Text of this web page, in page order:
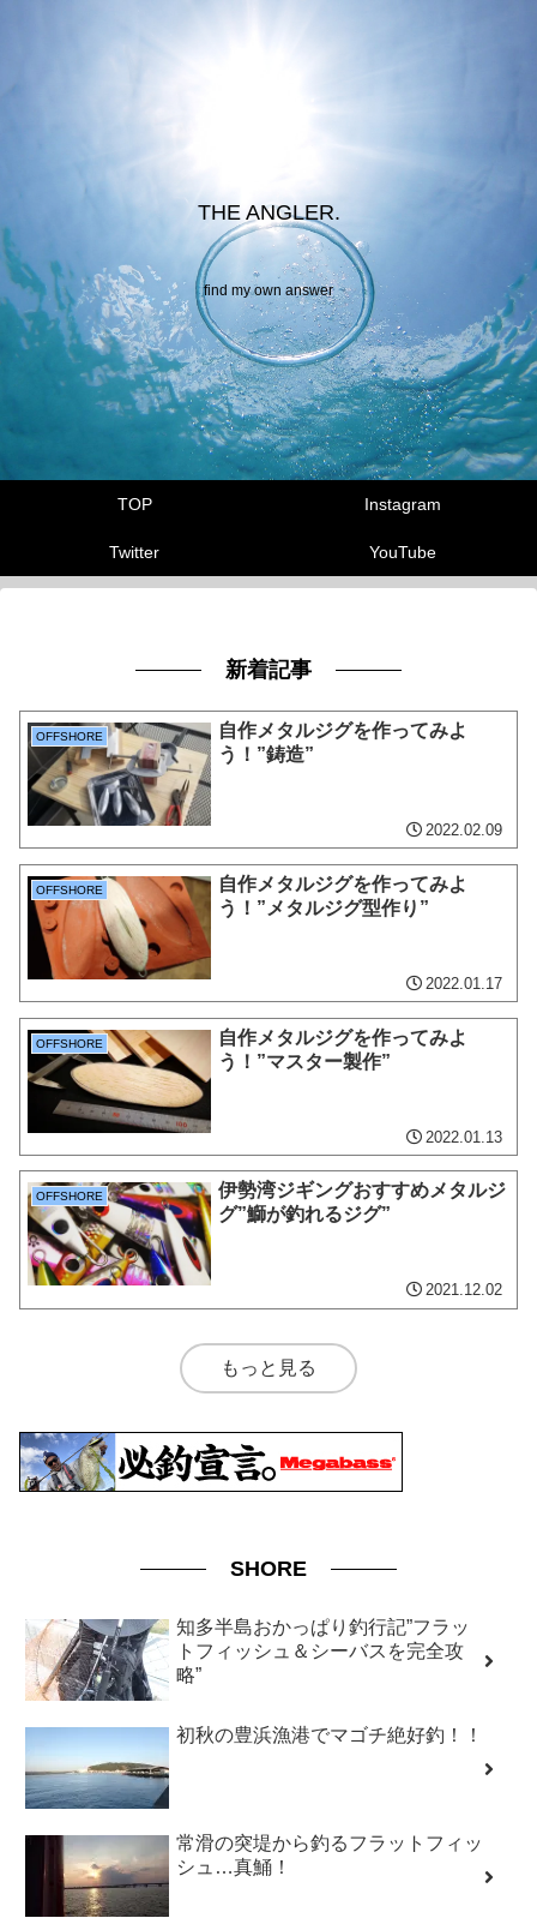
THE ANGLER.
find my own answer
TOP Instagram
Twitter YouTube
新着記事
OFFSHORE
自作メタルジグを作ってみよ
う！”鋳造”
2022.02.09
OFFSHORE
自作メタルジグを作ってみよ
う！”メタルジグ型作り”
2022.01.17
OFFSHORE
自作メタルジグを作ってみよ
う！”マスター製作”
2022.01.13
OFFSHORE
伊勢湾ジギングおすすめメタルジ
グ”鰤が釣れるジグ”
2021.12.02
もっと見る
SHORE
知多半島おかっぱり釣行記”フラッ
トフィッシュ＆シーバスを完全攻
略”
初秋の豊浜漁港でマゴチ絶好釣！！
常滑の突堤から釣るフラットフィッ
シュ…真鯒！